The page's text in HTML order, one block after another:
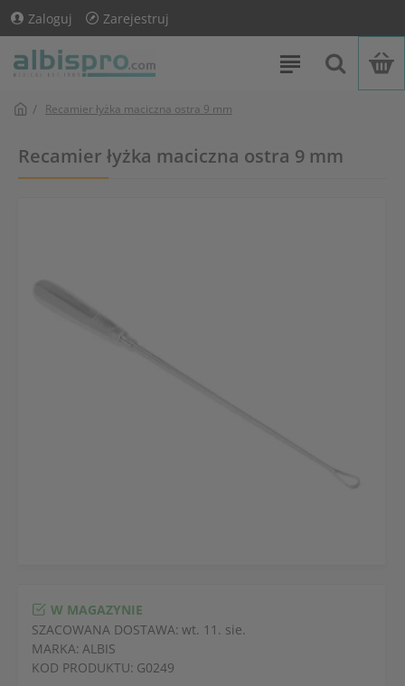
Zaloguj Zarejestruj
Recamier łyżka maciczna ostra 9 mm
Recamier łyżka maciczna ostra 9 mm
W MAGAZYNIE
SZACOWANA DOSTAWA: wt. 11. sie.
MARKA: ALBIS
KOD PRODUKTU: G0249